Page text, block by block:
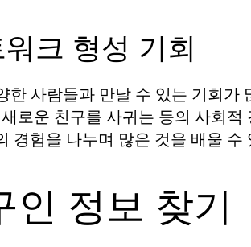
크 형성 기회
한 사람들과 만날 수 있는 기회
로운 친구를 사귀는 등의 사회
경험을 나누며 많은 것을 배울 수
인 정보 찾기